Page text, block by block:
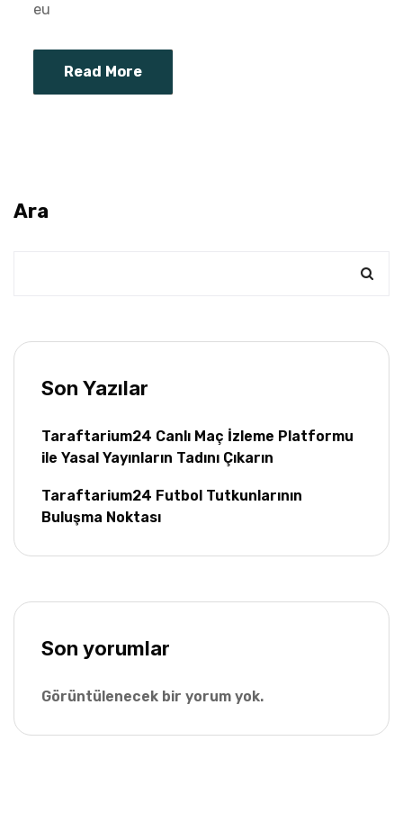
eu
Read More
Ara
Son Yazılar
Taraftarium24 Canlı Maç İzleme Platformu
ile Yasal Yayınların Tadını Çıkarın
Taraftarium24 Futbol Tutkunlarının
Buluşma Noktası
Son yorumlar
Görüntülenecek bir yorum yok.